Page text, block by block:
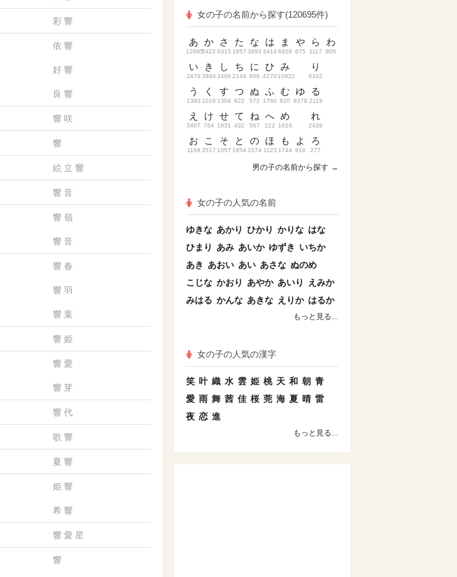
彩 響
依 響
好 響
良 響
響 咲
響
絵 立 響
響 音
響 嶺
響 音
響 春
響 羽
響 葉
響 姫
響 愛
響 芽
響 代
歌 響
夏 響
姫 響
希 響
響 愛 星
響
女の子の名前から探す(120695件)
あ
12685
い
2470
う
1380
え
3407
お
1168
か
5422
き
3994
く
1018
け
764
こ
3517
さ
6315
し
3466
す
1304
せ
1831
そ
1057
た
1657
ち
2144
つ
922
て
432
と
1954
な
3893
に
606
ぬ
572
ね
567
の
1574
は
3419
ひ
4270
ふ
1760
へ
222
ほ
1123
ま
6928
み
10922
む
620
め
1624
も
1744
や
675
ゆ
9378
よ
914
ら
1117
り
6102
る
2119
れ
2439
ろ
277
わ
905
男の子の名前から探す →
女の子の人気の名前
ゆきな あかり ひかり かりな はな
ひまり
あみ あいか ゆずき いちか
あき あおい あい あさな ぬのめ
こじな かおり あやか あいり
えみか
みはる かんな あきな えりか はるか
もっと見る...
女の子の人気の漢字
笑 叶 織 水 雲 姫 桃 天 和 朝 青
愛 雨 舞 茜 佳 桜 莞 海 夏 晴 雷
夜 恋 進
もっと見る...